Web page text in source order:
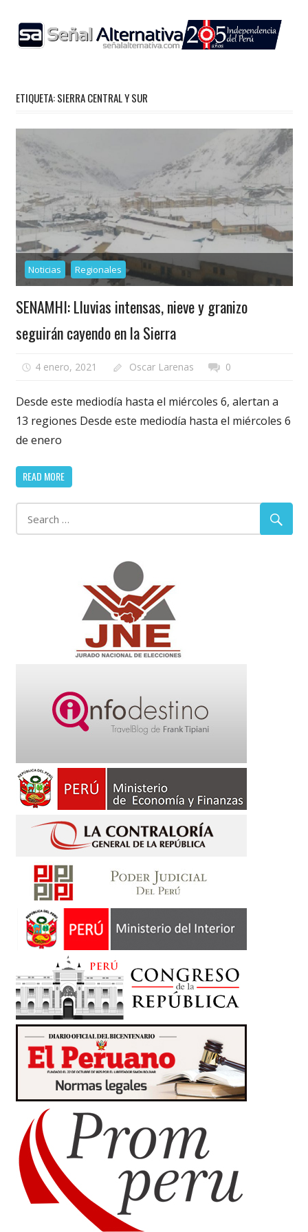
content
ETIQUETA:SIERRA CENTRAL Y SUR
Noticias Regionales
SENAMHI: Lluvias intensas, nieve y granizo
seguirán cayendo en la Sierra
4 enero, 2021 Oscar Larenas 0
Desde este mediodía hasta el miércoles 6, alertan a
13 regiones Desde este mediodía hasta el miércoles 6
de enero
READ MORE